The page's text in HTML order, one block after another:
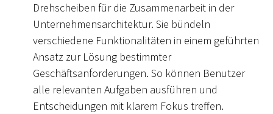
Drehscheiben für die Zusammenarbeit in der
Unternehmensarchitektur. Sie bündeln
verschiedene Funktionalitäten in einem geführten
Ansatz zur Lösung bestimmter
Geschäftsanforderungen. So können Benutzer
alle relevanten Aufgaben ausführen und
Entscheidungen mit klarem Fokus treffen.